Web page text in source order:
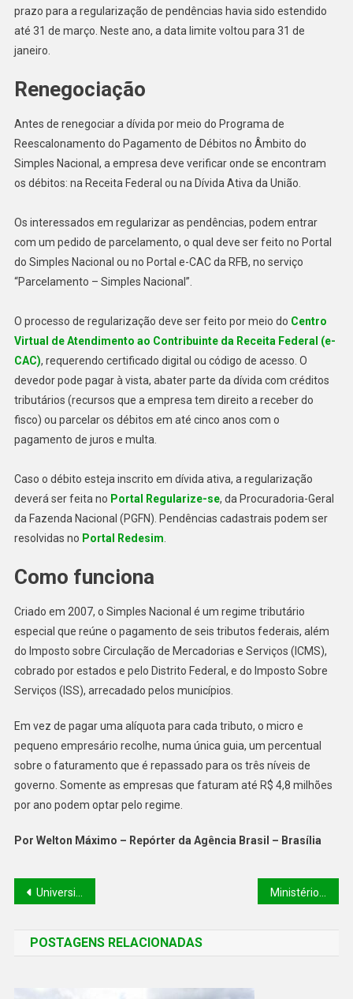
prazo para a regularização de pendências havia sido estendido
até 31 de março. Neste ano, a data limite voltou para 31 de
janeiro.
Renegociação
Antes de renegociar a dívida por meio do Programa de
Reescalonamento do Pagamento de Débitos no Âmbito do
Simples Nacional, a empresa deve verificar onde se encontram
os débitos: na Receita Federal ou na Dívida Ativa da União.
Os interessados em regularizar as pendências, podem entrar
com um pedido de parcelamento, o qual deve ser feito no Portal
do Simples Nacional ou no Portal e-CAC da RFB, no serviço
“Parcelamento – Simples Nacional”.
O processo de regularização deve ser feito por meio do Centro
Virtual de Atendimento ao Contribuinte da Receita Federal (e-
CAC), requerendo certificado digital ou código de acesso. O
devedor pode pagar à vista, abater parte da dívida com créditos
tributários (recursos que a empresa tem direito a receber do
fisco) ou parcelar os débitos em até cinco anos com o
pagamento de juros e multa.
Caso o débito esteja inscrito em dívida ativa, a regularização
deverá ser feita no Portal Regularize-se, da Procuradoria-Geral
da Fazenda Nacional (PGFN). Pendências cadastrais podem ser
resolvidas no Portal Redesim
Como funciona
Criado em 2007, o Simples Nacional é um regime tributário
especial que reúne o pagamento de seis tributos federais, além
do Imposto sobre Circulação de Mercadorias e Serviços (ICMS),
cobrado por estados e pelo Distrito Federal, e do Imposto Sobre
Serviços (ISS), arrecadado pelos municípios.
Em vez de pagar uma alíquota para cada tributo, o micro e
pequeno empresário recolhe, numa única guia, um percentual
sobre o faturamento que é repassado para os três níveis de
governo. Somente as empresas que faturam até R$ 4,8 milhões
por ano podem optar pelo regime.
Por Welton Máximo – Repórter da Agência Brasil – Brasília
Universidade Estadual do Piauí lança 400 vagas para Cursos de Especialização
POSTAGENS RELACIONADAS